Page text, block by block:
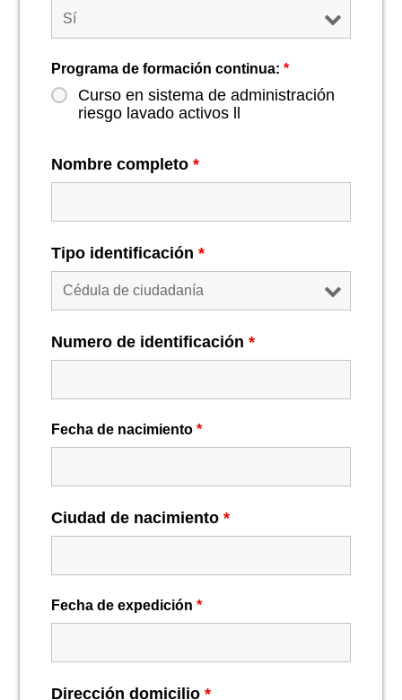
Programa de formación continua:*
Curso en sistema de administración
riesgo lavado activos ll
Nombre completo*
Tipo identificación*
Numero de identificación*
Fecha de nacimiento*
Ciudad de nacimiento*
Fecha de expedición*
Dirección domicilio*